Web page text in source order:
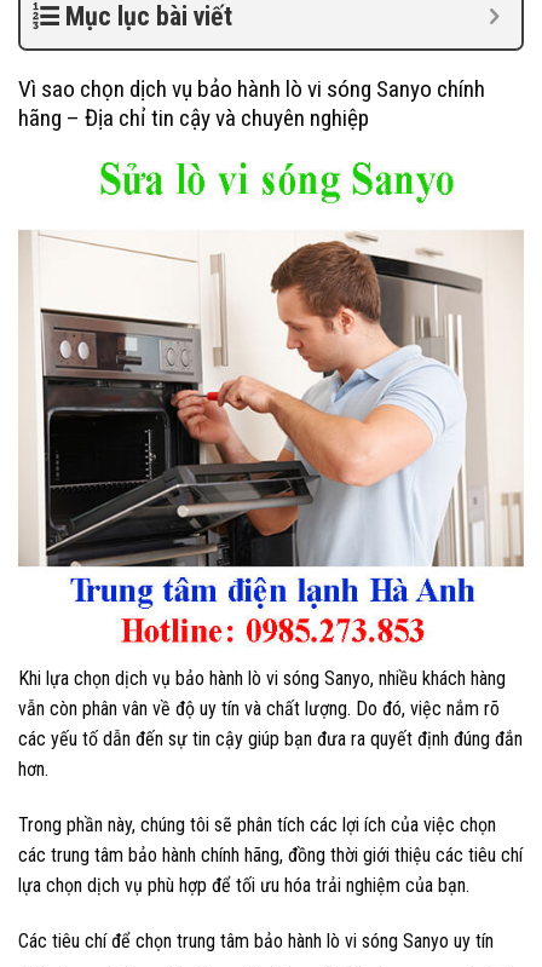
Mục lục bài viết
Vì sao chọn dịch vụ bảo hành lò vi sóng Sanyo chính
hãng – Địa chỉ tin cậy và chuyên nghiệp
Khi lựa chọn dịch vụ bảo hành lò vi sóng Sanyo, nhiều khách hàng
vẫn còn phân vân về độ uy tín và chất lượng. Do đó, việc nắm rõ
các yếu tố dẫn đến sự tin cậy giúp bạn đưa ra quyết định đúng đắn
hơn.
Trong phần này, chúng tôi sẽ phân tích các lợi ích của việc chọn
các trung tâm bảo hành chính hãng, đồng thời giới thiệu các tiêu chí
lựa chọn dịch vụ phù hợp để tối ưu hóa trải nghiệm của bạn.
Các tiêu chí để chọn trung tâm bảo hành lò vi sóng Sanyo uy tín